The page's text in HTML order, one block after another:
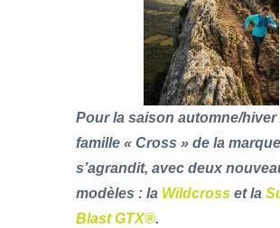
Pour la saison automne/hiver
famille « Cross » de la
s’agrandit, avec deux
modèles : la Wildcross et la
Blast GTX®.